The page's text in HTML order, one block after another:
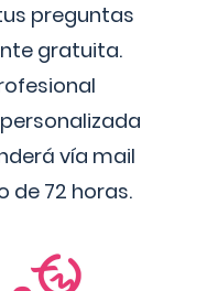
preguntas
gratuita.
vía mail
de 72 horas.